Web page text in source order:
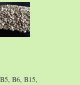
B6, B15,